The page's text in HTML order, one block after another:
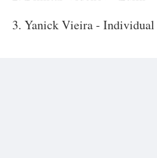
3. Yanick Vieira -